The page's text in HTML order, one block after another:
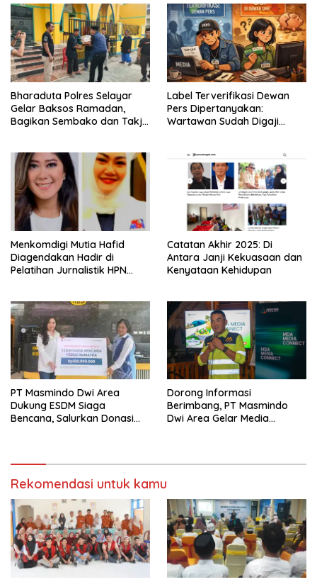
Bharaduta Polres Selayar
Gelar Baksos Ramadan,
Bagikan Sembako dan Takjil
Label Terverifikasi Dewan
Pers Dipertanyakan:
Wartawan Sudah Digaji
Menkomdigi Mutia Hafid
Diagendakan Hadir di
Pelatihan Jurnalistik HPN
‎Catatan Akhir 2025: Di
Antara Janji Kekuasaan dan
Kenyataan Kehidupan
PT Masmindo Dwi Area
Dukung ESDM Siaga
Bencana, Salurkan Donasi
‎Dorong Informasi
Berimbang, PT Masmindo
Dwi Area Gelar Media
Rekomendasi untuk kamu